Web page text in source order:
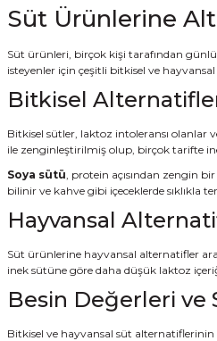
Süt Ürünlerine
Süt ürünleri, birçok kişi tarafından
isteyenler için çeşitli bitkisel ve
Bitkisel
Bitkisel sütler, laktoz intoleransı
ile zenginleştirilmiş olup, birçok tarifte
Soya sütü , protein açısından zengin
bilinir ve kahve gibi içeceklerde sıklıkla
Hayvansal
Süt ürünlerine hayvansal alternatifler
inek sütüne göre daha düşük laktoz
Besin Değerleri ve
Bitkisel ve hayvansal süt